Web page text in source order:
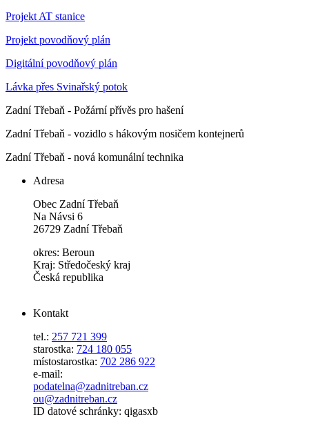
Projekt AT stanice
Projekt povodňový plán
Digitální povodňový plán
Lávka přes Svinařský potok
Zadní Třebaň - Požární přívěs pro hašení
Zadní Třebaň - vozidlo s hákovým nosičem kontejnerů
Zadní Třebaň - nová komunální technika
Adresa
Obec Zadní Třebaň
Na Návsi 6
26729 Zadní Třebaň
okres: Beroun
Kraj: Středočeský kraj
Česká republika
Kontakt
tel.: 257 721 399
starostka: 724 180 055
místostarostka: 702 286 922
e-mail:
podatelna@zadnitreban.cz
ou@zadnitreban.cz
ID datové schránky: qigasxb